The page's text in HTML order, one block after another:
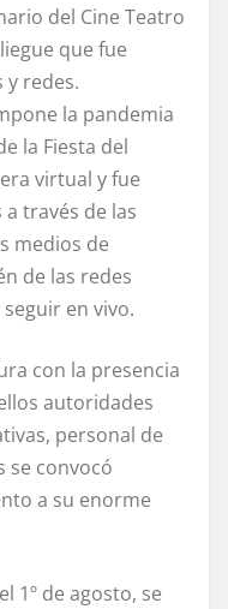
del Cine Teatro
que fue
y redes.
la pandemia
la Fiesta del
virtual y fue
través de las
medios de
de las redes
en vivo.
con la presencia
autoridades
personal de
se convocó
a su enorme
1º de agosto, se